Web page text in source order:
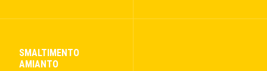
SMALTIMENTO
AMIANTO